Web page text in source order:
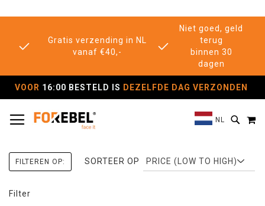
Gratis verzending in NL
vanaf €40,-
Niet goed, geld
terug
binnen 30
dagen
VOOR 16:00 BESTELD IS DEZELFDE DAG VERZONDEN
NL
SORTEER OP
Filter
FILTEREN OP: